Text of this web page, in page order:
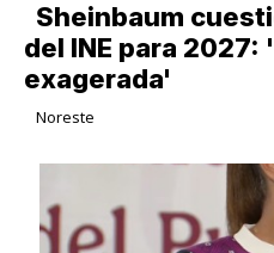
Sheinbaum
del INE para 2027:
exagerada'
Noreste